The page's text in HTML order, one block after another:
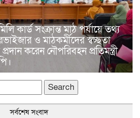
কার্ড সংক্রান্ত মাঠ পর্যায়ে তথ্য
ও মাঠকর্মীদের স্বচ্ছতা
করেন নৌপরিবহন প্রতিমন্ত্রী
সর্বশেষ সংবাদ